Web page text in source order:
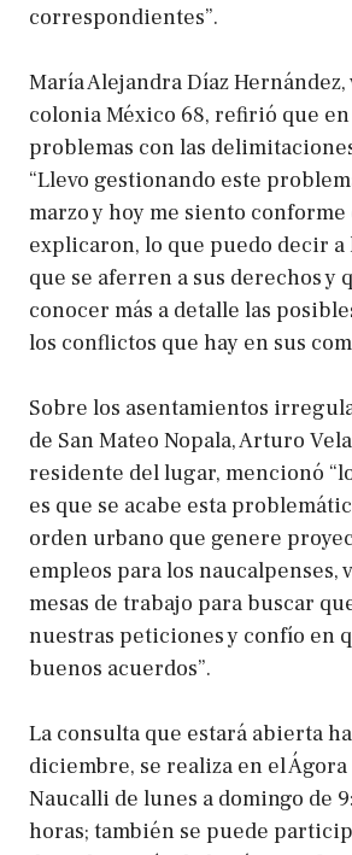
correspondientes”.
María Alejandra Díaz Hernández,
colonia México 68, refirió que
problemas con las
“Llevo gestionando este
marzo y hoy me siento conforme
explicaron, lo que puedo decir a
que se aferren a sus derechos y
conocer más a detalle las
los conflictos que hay en sus
Sobre los asentamientos
de San Mateo Nopala, Arturo
residente del lugar, mencionó
es que se acabe esta
orden urbano que genere
empleos para los naucalpenses,
mesas de trabajo para buscar
nuestras peticiones y confío en
buenos acuerdos”.
La consulta que estará abierta
diciembre, se realiza en el
Naucalli de lunes a domingo de
horas; también se puede